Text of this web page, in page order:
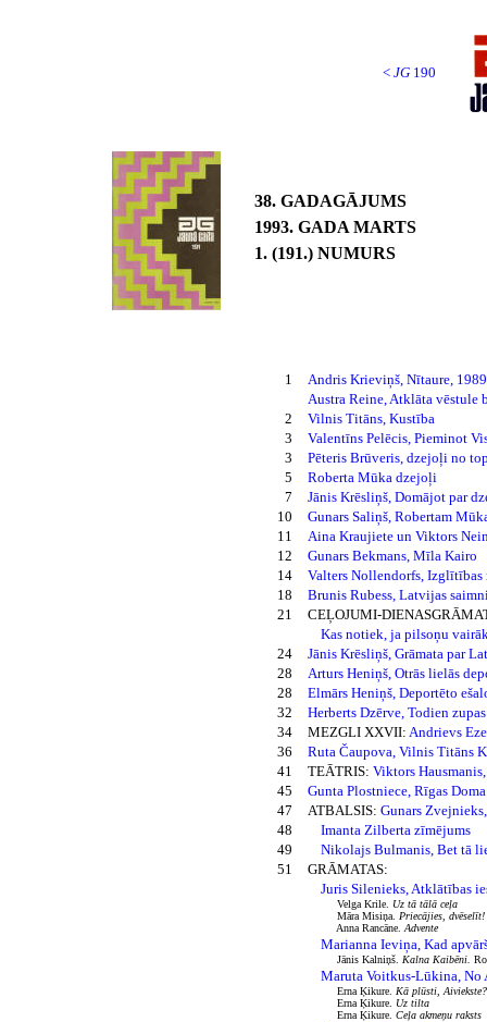
< JG 190
38. GADAGĀJUMS
1993. GADA MARTS
1. (191.) NUMURS
1
Andris Krieviņš, Nītaure, 1989
Austra Reine, Atklāta vēstule
2
Vilnis Titāns, Kustība
3
Valentīns Pelēcis, Pieminot
3
Pēteris Brūveris, dzejoļi no
5
Roberta Mūka dzejoļi
7
Jānis Krēsliņš, Domājot par
10
Gunars Saliņš, Robertam
11
Aina Kraujiete un Viktors
12
Gunars Bekmans, Mīla Kairo
14
Valters Nollendorfs, Izglītības
18
Brunis Rubess, Latvijas
21
CEĻOJUMI-
Kas notiek, ja pilsoņu
24
Jānis Krēsliņš, Grāmata par
28
Arturs Heniņš, Otrās lielās
28
Elmārs Heniņš, Deportēto
32
Herberts Dzērve, Todien
34
MEZGLI XXVII: Andrievs
36
Ruta Čaupova, Vilnis Titāns
41
TEĀTRIS: Viktors
45
Gunta Plostniece, Rīgas
47
ATBALSIS: Gunars
48
Imanta Zilberta zīmējums
49
Nikolajs Bulmanis, Bet tā
51
GRĀMATAS:
Juris Silenieks, Atklātības
Velga Krile. Uz tā tālā ceļa
Māra Misiņa. Priecājies, dvēselīt!
Anna Rancāne. Advente
Marianna Ieviņa, Kad
Jānis Kalniņš. Kalna Kaibēni.
Maruta Voitkus-Lūkina, No
Erna Ķikure. Kā plūsti, Aiviekste?
Erna Ķikure. Uz tilta
Erna Ķikure. Ceļa akmeņu raksts